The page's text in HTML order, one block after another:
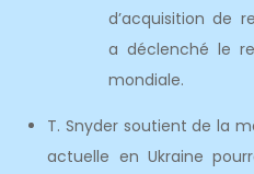
d’acquisition de
a déclenché le
mondiale.
T. Snyder soutient de la
actuelle en Ukraine